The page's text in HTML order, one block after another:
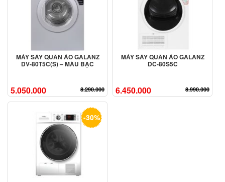
MÁY SẤY QUẦN ÁO GALANZ
DV-80T5C(S) – MÀU BẠC
5.050.000 8.290.000
MÁY SẤY QUẦN ÁO GALANZ
DC-80S5C
6.450.000 8.990.000
-30%